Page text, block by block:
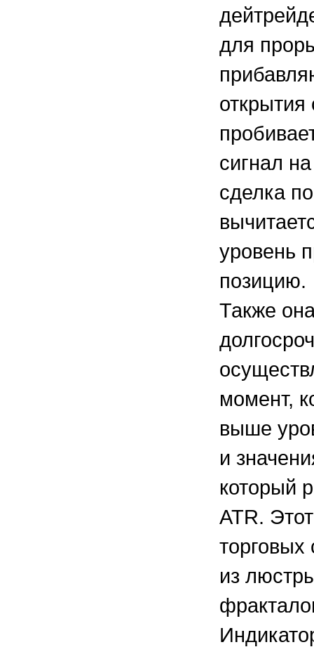
для
сигнал
сделка
уровень
позицию.
Также
момент,
выше
и
который
ATR.
из